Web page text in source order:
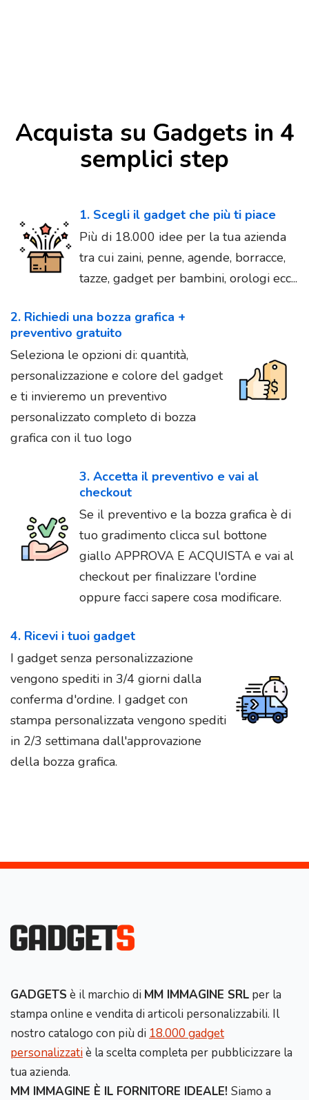
Acquista su Gadgets in 4
semplici step
1. Scegli il gadget che più ti piace
Più di 18.000 idee per la tua azienda
tra cui zaini, penne, agende, borracce,
tazze, gadget per bambini, orologi ecc...
2. Richiedi una bozza grafica +
preventivo gratuito
Seleziona le opzioni di: quantità,
personalizzazione e colore del gadget
e ti invieremo un preventivo
personalizzato completo di bozza
grafica con il tuo logo
3. Accetta il preventivo e vai al
checkout
Se il preventivo e la bozza grafica è di
tuo gradimento clicca sul bottone
giallo APPROVA E ACQUISTA e vai al
checkout per finalizzare l'ordine
oppure facci sapere cosa modificare.
4. Ricevi i tuoi gadget
I gadget senza personalizzazione
vengono spediti in 3/4 giorni dalla
conferma d'ordine. I gadget con
stampa personalizzata vengono spediti
in 2/3 settimana dall'approvazione
della bozza grafica.
GADGETS è il marchio di MM IMMAGINE SRL per la
stampa online e vendita di articoli personalizzabili. Il
nostro catalogo con più di 18.000 gadget
personalizzatiè la scelta completa per pubblicizzare la
tua azienda.
MM IMMAGINE È IL FORNITORE IDEALE! Siamo a